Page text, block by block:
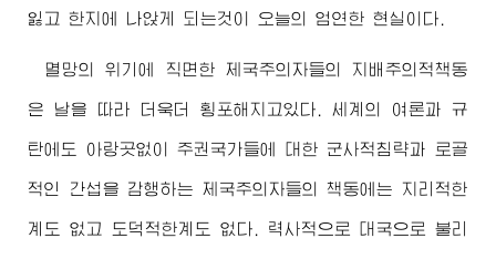
잃고 한지에 나앉게 되는것이 오늘의 엄연한 현실이다.
멸망의 위기에 직면한 제국주의자들의 지배주의적책동
은 날을 따라 더욱더 횡포해지고있다. 세계의 여론과 규
탄에도 아랑곳없이 주권국가들에 대한 군사적침략과 로골
적인 간섭을 감행하는 제국주의자들의 책동에는 지리적한
계도 없고 도덕적한계도 없다. 력사적으로 대국으로 불리